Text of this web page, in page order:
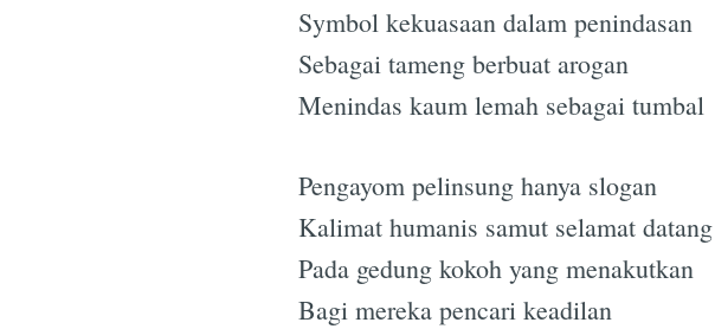
Symbol kekuasaan dalam penindasan
Sebagai tameng berbuat arogan
Menindas kaum lemah sebagai tumbal
Pengayom pelinsung hanya slogan
Kalimat humanis samut selamat datang
Pada gedung kokoh yang menakutkan
Bagi mereka pencari keadilan